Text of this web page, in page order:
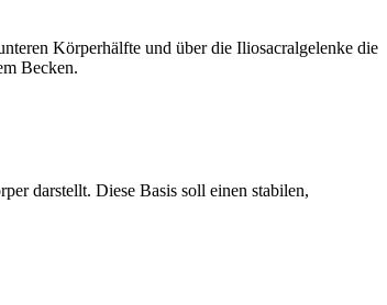
Körperhälfte und über die Iliosacralgelenke die
Becken.
darstellt. Diese Basis soll einen stabilen,